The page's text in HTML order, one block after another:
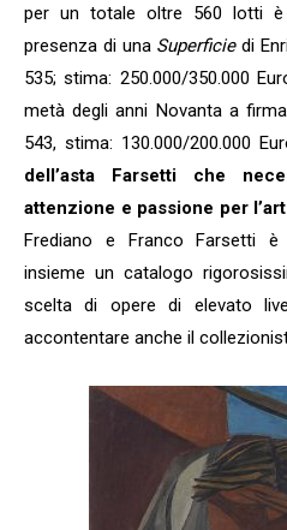
per un totale oltre 560 lotti
presenza di una Superficiedi
535; stima: 250.000/350.000
metà degli anni Novanta a
543, stima: 130.000/200.000
dell’asta Farsetti che
attenzione e passione per
Frediano e Franco Farsetti
insieme un catalogo
scelta di opere di elevato
accontentare anche il